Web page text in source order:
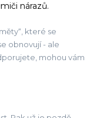
nárazů.
které se
obnovují - ale
mohou vám